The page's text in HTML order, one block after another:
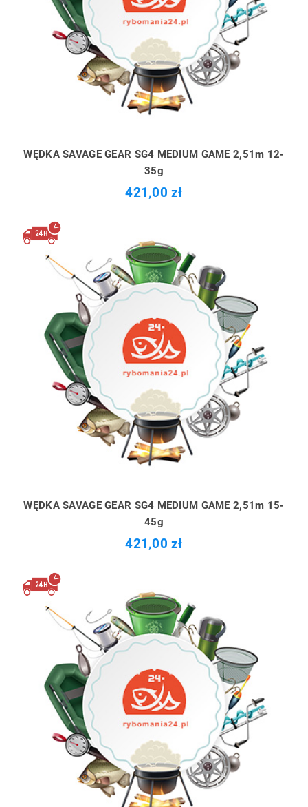
WĘDKA SAVAGE GEAR SG4 MEDIUM GAME 2,51m 12-
35g
421,00 zł
WĘDKA SAVAGE GEAR SG4 MEDIUM GAME 2,51m 15-
45g
421,00 zł